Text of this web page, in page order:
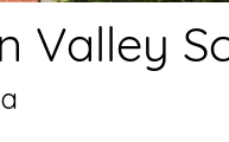
Valley